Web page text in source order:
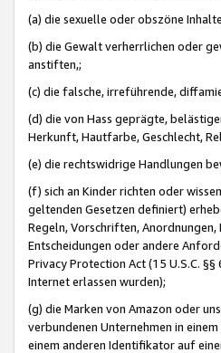
(a) die sexuelle oder obszöne
(b) die Gewalt verherrlichen oder
anstiften,;
(c) die falsche, irreführende,
(d) die von Hass geprägte,
Herkunft, Hautfarbe, Geschlecht,
(e) die rechtswidrige Handlungen
(f) sich an Kinder richten oder
geltenden Gesetzen definiert)
Regeln, Vorschriften,
Entscheidungen oder andere
Privacy Protection Act (15 U.S.C.
Internet erlassen wurden);
(g) die Marken von Amazon oder
verbundenen Unternehmen in
einem anderen Identifikator auf